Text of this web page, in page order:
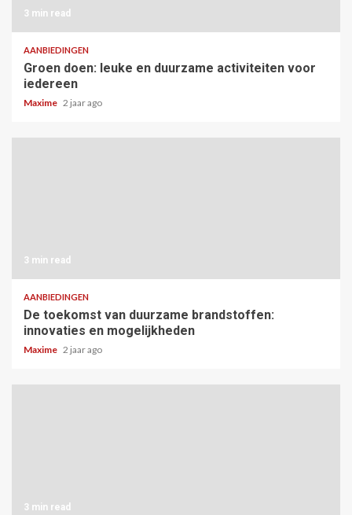
3 min read
AANBIEDINGEN
Groen doen: leuke en duurzame activiteiten voor
iedereen
Maxime 2 jaar ago
3 min read
AANBIEDINGEN
De toekomst van duurzame brandstoffen:
innovaties en mogelijkheden
Maxime 2 jaar ago
3 min read